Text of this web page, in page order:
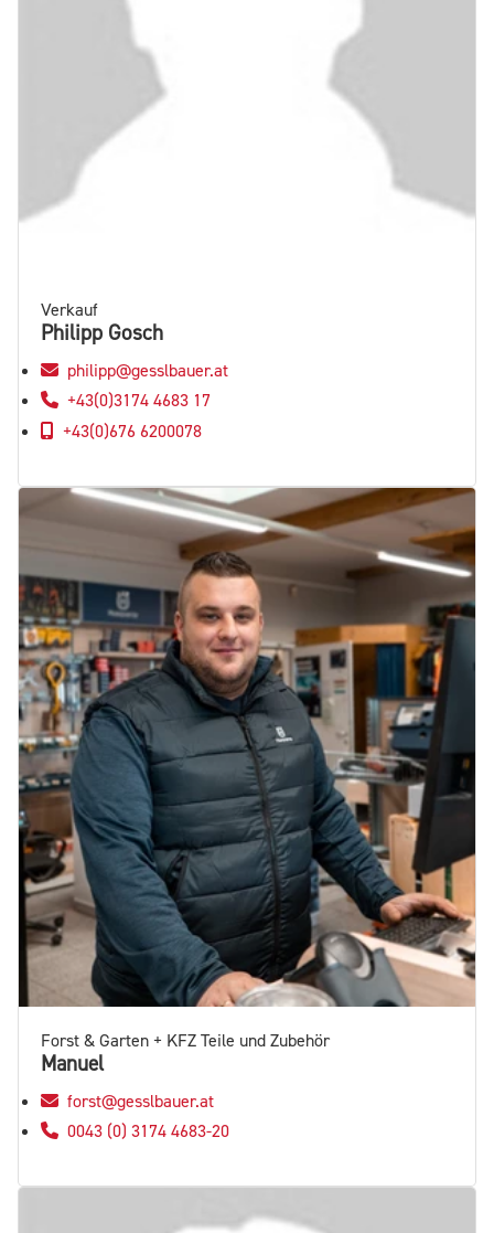
Verkauf
Philipp Gosch
philipp@gesslbauer.at
+43(0)3174 4683 17
+43(0)676 6200078
Forst & Garten + KFZ Teile und Zubehör
Manuel
forst@gesslbauer.at
0043 (0) 3174 4683-20